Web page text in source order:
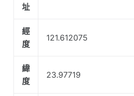
址
經
度
121.612075
緯
度
23.97719